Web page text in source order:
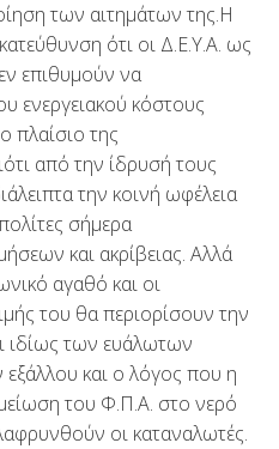
των αιτημάτων της.Η
ότι οι Δ.Ε.Υ.Α. ως
επιθυμούν να
ενεργειακού κόστους
πλαίσιο της
από την ίδρυσή τους
την κοινή ωφέλεια
σήμερα
και ακρίβειας. Αλλά
αγαθό και οι
του θα περιορίσουν την
ιδίως των ευάλωτων
εξάλλου και ο λόγος που η
του Φ.Π.Α. στο νερό
οι καταναλωτές.